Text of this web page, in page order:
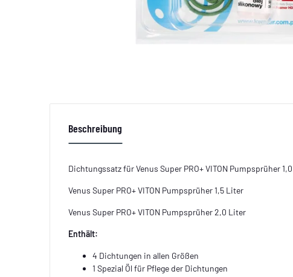
Beschreibung
Dichtungssatz für Venus Super PRO+ VITON Pumpsprüher
Venus Super PRO+ VITON Pumpsprüher 1,5 Liter
Venus Super PRO+ VITON Pumpsprüher 2,0 Liter
Enthält:
4 Dichtungen in allen Größen
1 Spezial Öl für Pflege der Dichtungen